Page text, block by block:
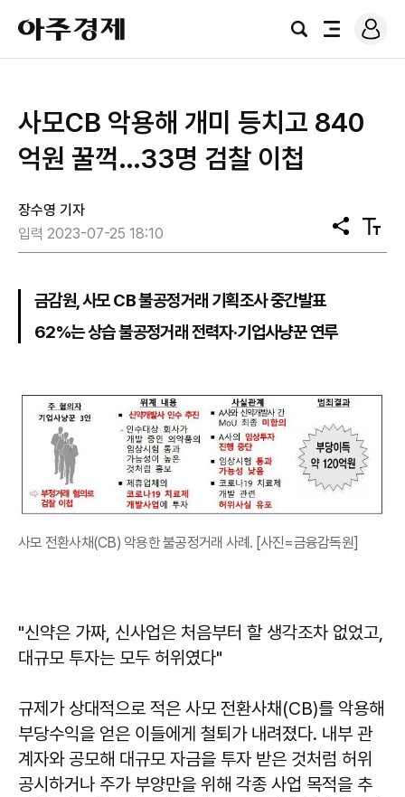
아
주
경
검
전
로
그
사모CB 악용해 개미 등치고 840
억원 꿀꺽…33명 검찰 이첩
장수영 기자
입력 2023-07-25 18:10
공
유
텍
스
금감원, 사모 CB 불공정거래 기획조사 중간발표
62%는 상습 불공정거래 전력자·기업사냥꾼 연루
사모 전환사채(CB) 악용한 불공정거래 사례. [사진=금융감독원]
"신약은 가짜, 신사업은 처음부터 할 생각조차 없었고,
대규모 투자는 모두 허위였다"
규제가 상대적으로 적은 사모 전환사채(CB)를 악용해
부당수익을 얻은 이들에게 철퇴가 내려졌다. 내부 관
계자와 공모해 대규모 자금을 투자 받은 것처럼 허위
공시하거나 주가 부양만을 위해 각종 사업 목적을 추